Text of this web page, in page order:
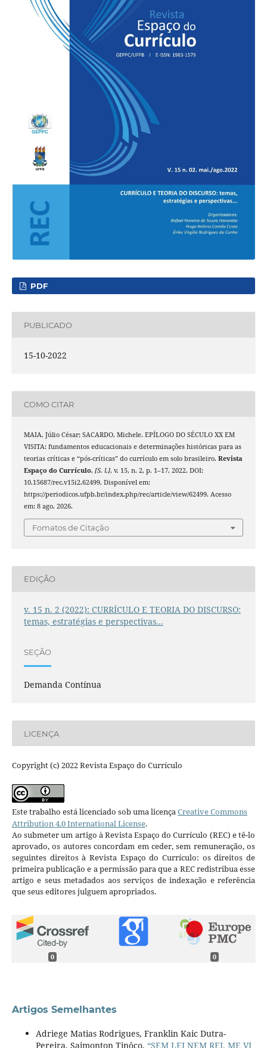
PDF
PUBLICADO
15-10-2022
COMO CITAR
MAIA, Júlio César; SACARDO, Michele. EPÍLOGO DO SÉCULO XX EM
VISITA: fundamentos educacionais e determinações históricas para as
teorias críticas e “pós-críticas” do currículo em solo brasileiro. Revista
Espaço do Currículo, [S. l.], v. 15, n. 2, p. 1–17, 2022. DOI:
10.15687/rec.v15i2.62499. Disponível em:
https://periodicos.ufpb.br/index.php/rec/article/view/62499. Acesso
em: 8 ago. 2026.
Fomatos de Citação
EDIÇÃO
v. 15 n. 2 (2022): CURRÍCULO E TEORIA DO DISCURSO:
temas, estratégias e perspectivas...
SEÇÃO
Demanda Contínua
LICENÇA
Copyright (c) 2022 Revista Espaço do Currículo
Este trabalho está licenciado sob uma licençaCreative Commons
Attribution 4.0 International License.
Ao submeter um artigo à Revista Espaço do Currículo (REC) e tê-lo
aprovado, os autores concordam em ceder, sem remuneração, os
seguintes direitos à Revista Espaço do Currículo: os direitos de
primeira publicação e a permissão para que a REC redistribua esse
artigo e seus metadados aos serviços de indexação e referência
que seus editores julguem apropriados.
0 0
Artigos Semelhantes
Adriege Matias Rodrigues, Franklin Kaic Dutra-
Pereira, Saimonton Tinôco, “SEM LEI NEM REI, ME VI